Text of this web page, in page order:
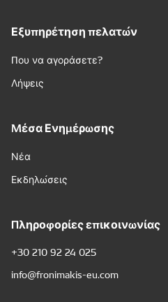
Εξυπηρέτηση πελατών
Που να αγοράσετε?
Λήψεις
Μέσα Ενημέρωσης
Νέα
Εκδηλώσεις
Πληροφορίες επικοινωνίας
+30 210 92 24 025
info@fronimakis-eu.com